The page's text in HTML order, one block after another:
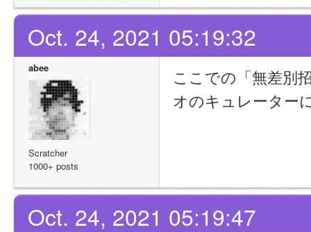
Oct. 24, 2021 05:19:32
abee
Scratcher
1000+ posts
ここでの「無差別
オのキュレーター
Oct. 24, 2021 05:19:47